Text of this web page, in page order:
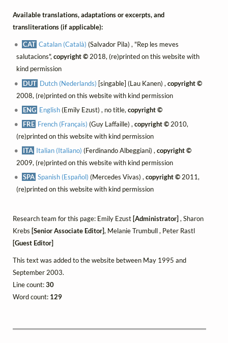
Available translations, adaptations or excerpts, and
transliterations (if applicable):
CAT Catalan (Català) (Salvador Pila) , "Rep les meves
salutacions",copyright ©2018, (re)printed on this website with
kind permission
DUT Dutch (Nederlands) [singable] (Lau Kanen) ,copyright ©
2008, (re)printed on this website with kind permission
ENG English(Emily Ezust) , no title,copyright ©
FRE French (Français) (Guy Laffaille) ,copyright © 2010,
(re)printed on this website with kind permission
ITA Italian (Italiano) (Ferdinando Albeggiani) ,copyright ©
2009, (re)printed on this website with kind permission
SPA Spanish (Español) (Mercedes Vivas) ,copyright © 2011,
(re)printed on this website with kind permission
Research team for this page: Emily Ezust [Administrator] , Sharon
Krebs [Senior Associate Editor], Melanie Trumbull , Peter Rastl
[Guest Editor]
This text was added to the website between May 1995 and
September 2003.
Line count:30
Word count: 129